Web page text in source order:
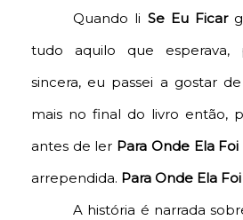
Quando li Se Eu Ficar
tudo aquilo que esperava,
sincera, eu passei a gostar
mais no final do livro então,
antes de ler Para Onde Ela Foi
arrependida. Para Onde Ela Foi
A história é narrada